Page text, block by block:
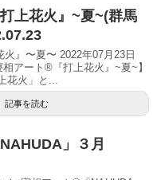
上花火』~夏~(群馬
』〜夏〜 2022年07月23日
アート®︎『打上花火』~夏~】
花火」と...
記事を読む
」３月